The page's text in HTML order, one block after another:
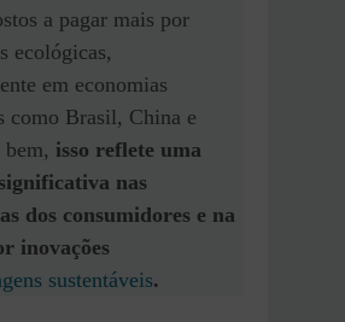
a pagar mais por
ecológicas,
em economias
como Brasil, China e
isso reflete uma
nas
dos consumidores e na
inovações
sustentáveis.